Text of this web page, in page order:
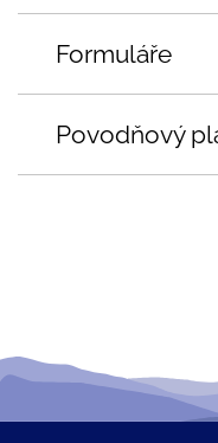
Formuláře
Povodňový